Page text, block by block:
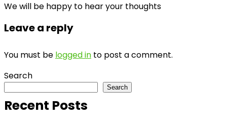
We will be happy to hear your thoughts
Leave a reply
You must be logged in to post a comment.
Search
Search
Recent Posts